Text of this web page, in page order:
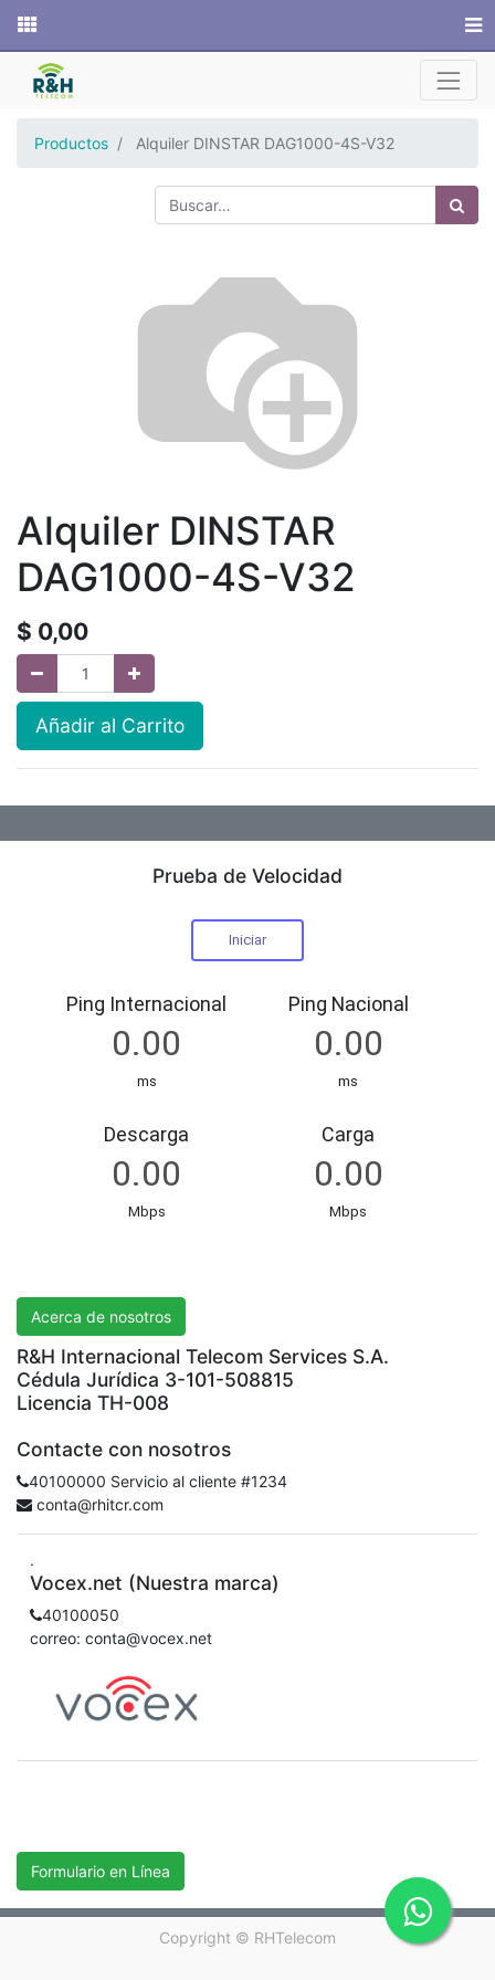
Productos Alquiler DINSTAR DAG1000-4S-V32
Alquiler DINSTAR
DAG1000-4S-V32
$ 0,00
Añadir al Carrito
Prueba de Velocidad
Acerca de nosotros
R&H Internacional Telecom Services S.A.
Cédula Jurídica 3-101-508815
Licencia TH-008
Contacte con nosotros
40100000 Servicio al cliente #1234
conta@rhitcr.com
.
Vocex.net (Nuestra marca)
40100050
correo: conta@vocex.net
Formulario en Línea
Copyright © RHTelecom